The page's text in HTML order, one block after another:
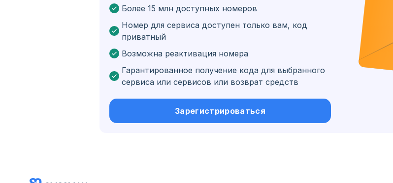
Ангола
Кипр
Бельгия
Болгария
Венгрия
Более 15 млн доступных номеров
Номер для сервиса доступен только вам, код
приватный
Возможна реактивация номера
Гарантированное получение кода для выбранного
сервиса или сервисов или возврат средств
Зарегистрироваться